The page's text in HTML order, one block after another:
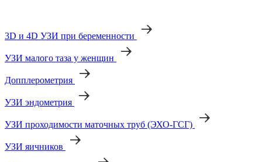
3D и 4D УЗИ при беременности
УЗИ малого таза у женщин
Допплерометрия
УЗИ эндометрия
УЗИ проходимости маточных труб (ЭХО-ГСГ)
УЗИ яичников